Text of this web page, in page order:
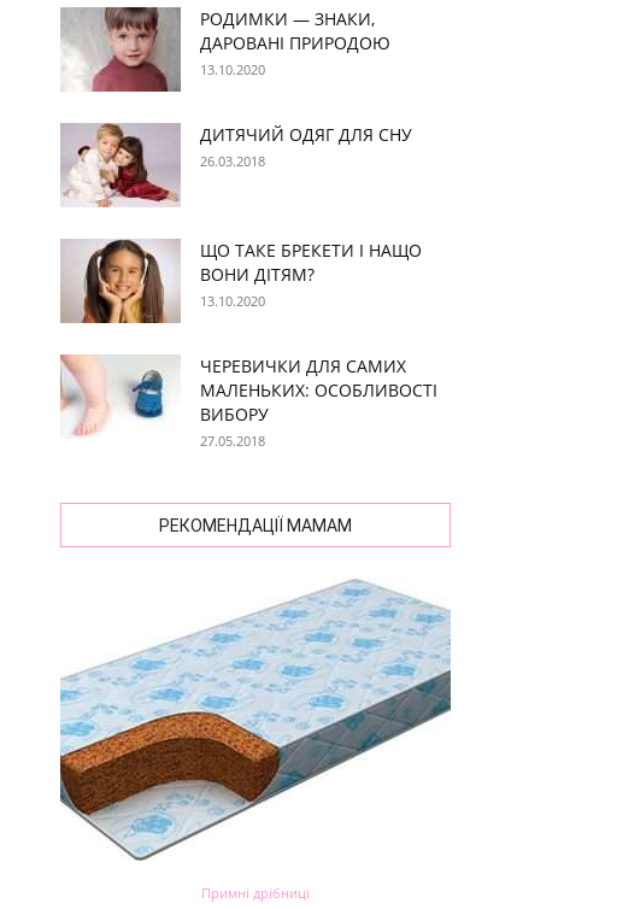
РОДИМКИ — ЗНАКИ,
ДАРОВАНІ ПРИРОДОЮ
13.10.2020
ДИТЯЧИЙ ОДЯГ ДЛЯ СНУ
26.03.2018
ЩО ТАКЕ БРЕКЕТИ І НАЩО
ВОНИ ДІТЯМ?
13.10.2020
ЧЕРЕВИЧКИ ДЛЯ САМИХ
МАЛЕНЬКИХ: ОСОБЛИВОСТІ
ВИБОРУ
27.05.2018
РЕКОМЕНДАЦІЇ МАМАМ
Примні дрібниці